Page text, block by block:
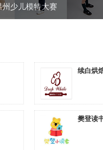
州少儿模特大赛
续白烘
樊登读